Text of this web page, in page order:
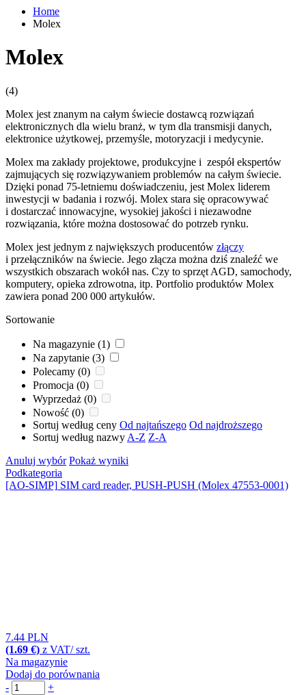
Home
Molex
Molex
(4)
Molex jest znanym na całym świecie dostawcą rozwiązań
elektronicznych dla wielu branż, w tym dla transmisji danych,
elektronice użytkowej, przemyśle, motoryzacji i medycynie.
Molex ma zakłady projektowe, produkcyjne i zespół ekspertów
zajmujących się rozwiązywaniem problemów na całym świecie.
Dzięki ponad 75-letniemu doświadczeniu, jest Molex liderem
inwestycji w badania i rozwój. Molex stara się opracowywać
i dostarczać innowacyjne, wysokiej jakości i niezawodne
rozwiązania, które można dostosować do potrzeb rynku.
Molex jest jednym z największych producentów złączy
i przełączników na świecie. Jego złącza można dziś znaleźć we
wszystkich obszarach wokół nas. Czy to sprzęt AGD, samochody,
komputery, opieka zdrowotna, itp. Portfolio produktów Molex
zawiera ponad 200 000 artykułów.
Sortowanie
Na magazynie (1)
Na zapytanie (3)
Polecamy (0)
Promocja (0)
Wyprzedaż (0)
Nowość (0)
Sortuj według ceny Od najtańszego Od najdroższego
Sortuj według nazwy A-Z Z-A
Anuluj wybór Pokaż wyniki
Podkategoria
[AO-SIMP] SIM card reader, PUSH-PUSH (Molex 47553-0001)
7.44 PLN
(1.69 €) z VAT/ szt.
Na magazynie
Dodaj do porównania
-
+